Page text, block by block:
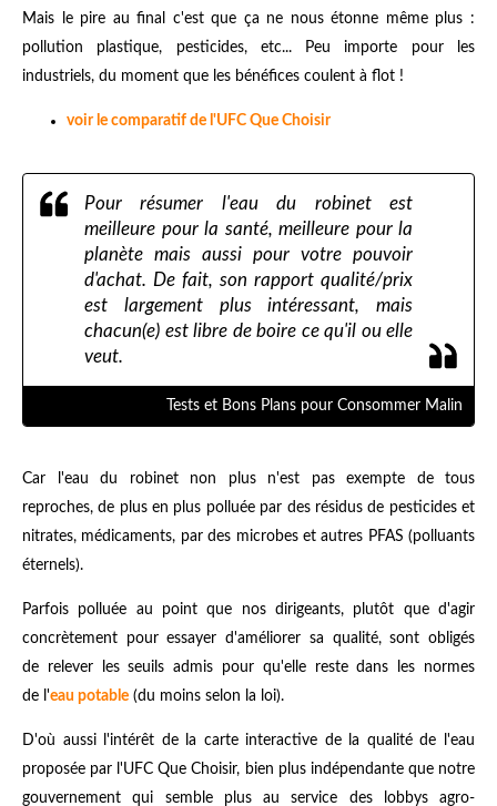
Mais le pire au final c'est que ça ne nous étonne même plus :
pollution plastique, pesticides, etc... Peu importe pour les
industriels, du moment que les bénéfices coulent à flot !
voir le comparatif de l'UFC Que Choisir
Pour résumer l'eau du robinet est
meilleure pour la santé, meilleure pour la
planète mais aussi pour votre pouvoir
d'achat. De fait, son rapport qualité/prix
est largement plus intéressant, mais
chacun(e) est libre de boire ce qu'il ou elle
veut.
Tests et Bons Plans pour Consommer Malin
Car l'eau du robinet non plus n'est pas exempte de tous
reproches, de plus en plus polluée par des résidus de pesticides et
nitrates, médicaments, par des microbes et autres PFAS (polluants
éternels).
Parfois polluée au point que nos dirigeants, plutôt que d'agir
concrètement pour essayer d'améliorer sa qualité, sont obligés
de relever les seuils admis pour qu'elle reste dans les normes
de l'eau potable (du moins selon la loi).
D'où aussi l'intérêt de la carte interactive de la qualité de l'eau
proposée par l'UFC Que Choisir, bien plus indépendante que notre
gouvernement qui semble plus au service des lobbys agro-